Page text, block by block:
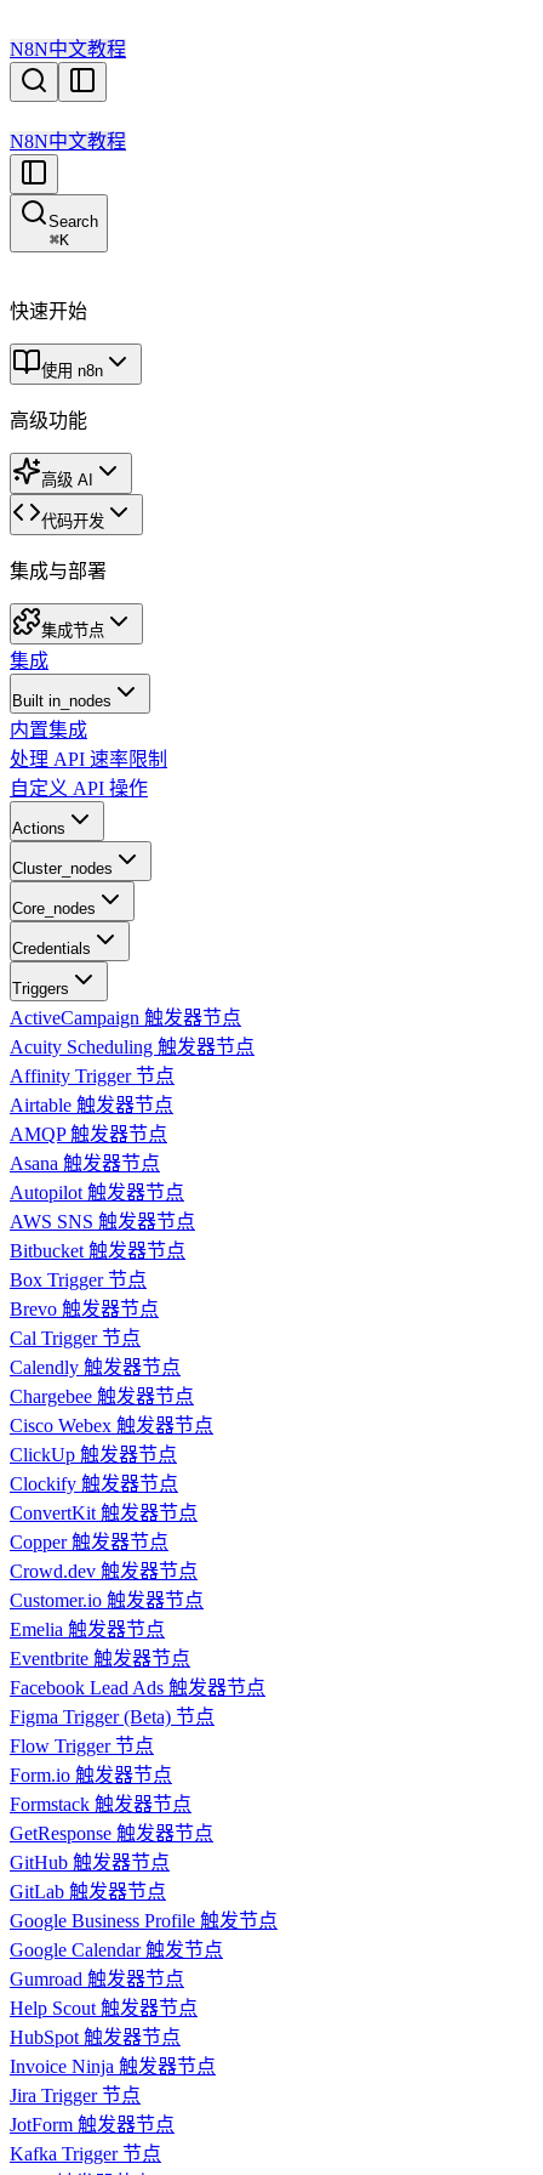
N8N中文教程
N8N中文教程
Search
⌘K
快速开始
使用 n8n
高级功能
高级 AI
代码开发
集成与部署
集成节点
集成
Built in_nodes
内置集成
处理 API 速率限制
自定义 API 操作
Actions
Cluster_nodes
Core_nodes
Credentials
Triggers
ActiveCampaign 触发器节点
Acuity Scheduling 触发器节点
Affinity Trigger 节点
Airtable 触发器节点
AMQP 触发器节点
Asana 触发器节点
Autopilot 触发器节点
AWS SNS 触发器节点
Bitbucket 触发器节点
Box Trigger 节点
Brevo 触发器节点
Cal Trigger 节点
Calendly 触发器节点
Chargebee 触发器节点
Cisco Webex 触发器节点
ClickUp 触发器节点
Clockify 触发器节点
ConvertKit 触发器节点
Copper 触发器节点
Crowd.dev 触发器节点
Customer.io 触发器节点
Emelia 触发器节点
Eventbrite 触发器节点
Facebook Lead Ads 触发器节点
Figma Trigger (Beta) 节点
Flow Trigger 节点
Form.io 触发器节点
Formstack 触发器节点
GetResponse 触发器节点
GitHub 触发器节点
GitLab 触发器节点
Google Business Profile 触发节点
Google Calendar 触发节点
Gumroad 触发器节点
Help Scout 触发器节点
HubSpot 触发器节点
Invoice Ninja 触发器节点
Jira Trigger 节点
JotForm 触发器节点
Kafka Trigger 节点